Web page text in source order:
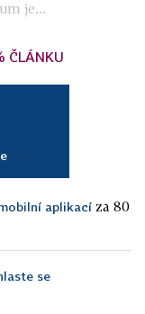
je...
ČLÁNKU
aplikací za 80
se